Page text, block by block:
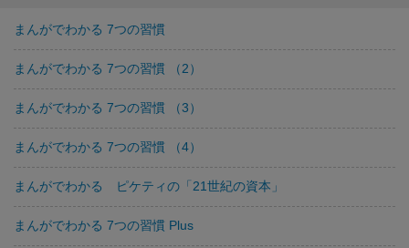
まんがでわかる 7つの習慣
まんがでわかる 7つの習慣 （2）
まんがでわかる 7つの習慣 （3）
まんがでわかる 7つの習慣 （4）
まんがでわかる ピケティの「21世紀の資本」
まんがでわかる 7つの習慣 Plus